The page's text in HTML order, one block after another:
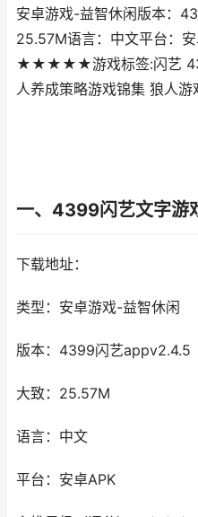
安卓游戏-益智休闲版本：
25.57M语言：中文平台：安
★★★★★游戏标签:闪艺
人养成策略游戏锦集 狼人游
一、4399闪艺文字游
下载地址：
类型：安卓游戏-益智休闲
版本：4399闪艺appv2.4.5
大致：25.57M
语言：中文
平台：安卓APK